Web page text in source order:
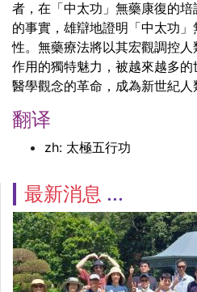
者，在「中太功」無藥康復的
的事實，雄辯地證明「中太功
性。無藥療法將以其宏觀調控
作用的獨特魅力，被越來越多
醫學觀念的革命，成為新世紀人
翻译
zh: 太極五行功
最新消息